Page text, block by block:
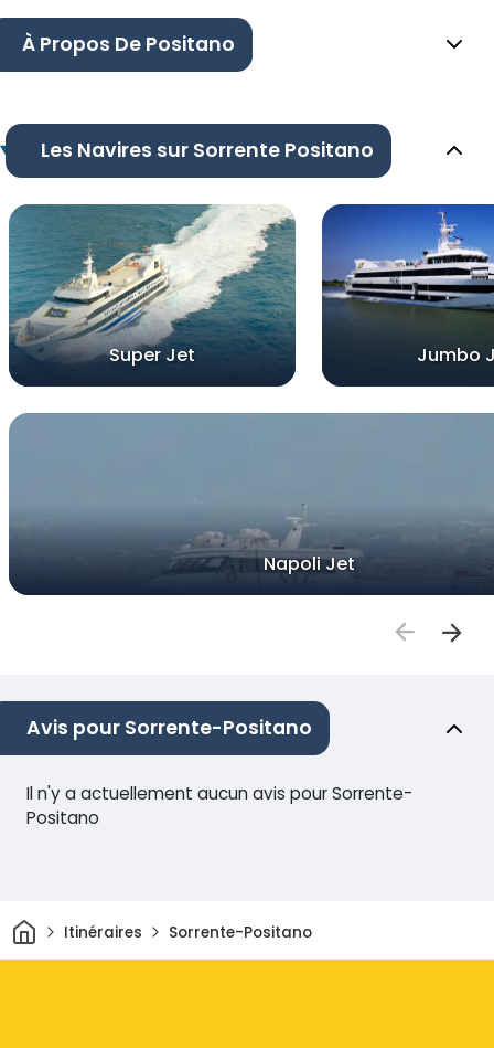
À Propos De Positano
Les Navires sur Sorrente Positano
Super Jet Jumbo
Napoli Jet
Avis pour Sorrente-Positano
Il n'y a actuellement aucun avis pour Sorrente-
Positano
Maison
Itinéraires Sorrente-Positano